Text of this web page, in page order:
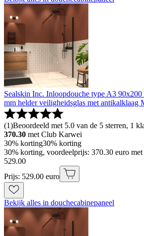
Sealskin Inc. Inloopdouche type A3 90x200
mm helder veiligheidsglas met antikalklaag
(1)Beoordeeld met 5.0 van de 5 sterren, 1
370.30 met Club Karwei
30% korting30% korting
30% korting, voordeelprijs: 370.30 euro
529.00
Prijs: 529.00 euro
Bekijk alles in douchecabinepaneel